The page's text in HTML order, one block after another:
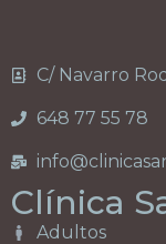
C/ Navarro
648 77 55 78
Clínica
Adultos